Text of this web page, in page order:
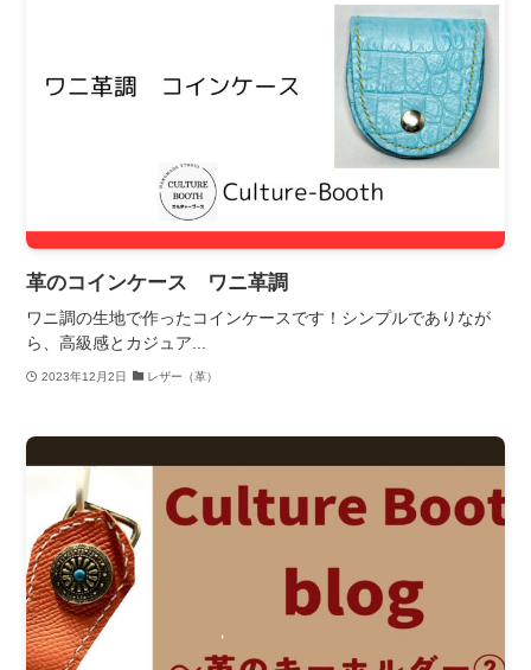
革のコインケース ワニ革調
ワニ調の生地で作ったコインケースです！シンプルでありなが
ら、高級感とカジュア...
2023年12月2日 レザー（革）